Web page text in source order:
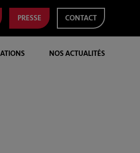
PRESSE CONTACT
NOS ACTUALITÉS